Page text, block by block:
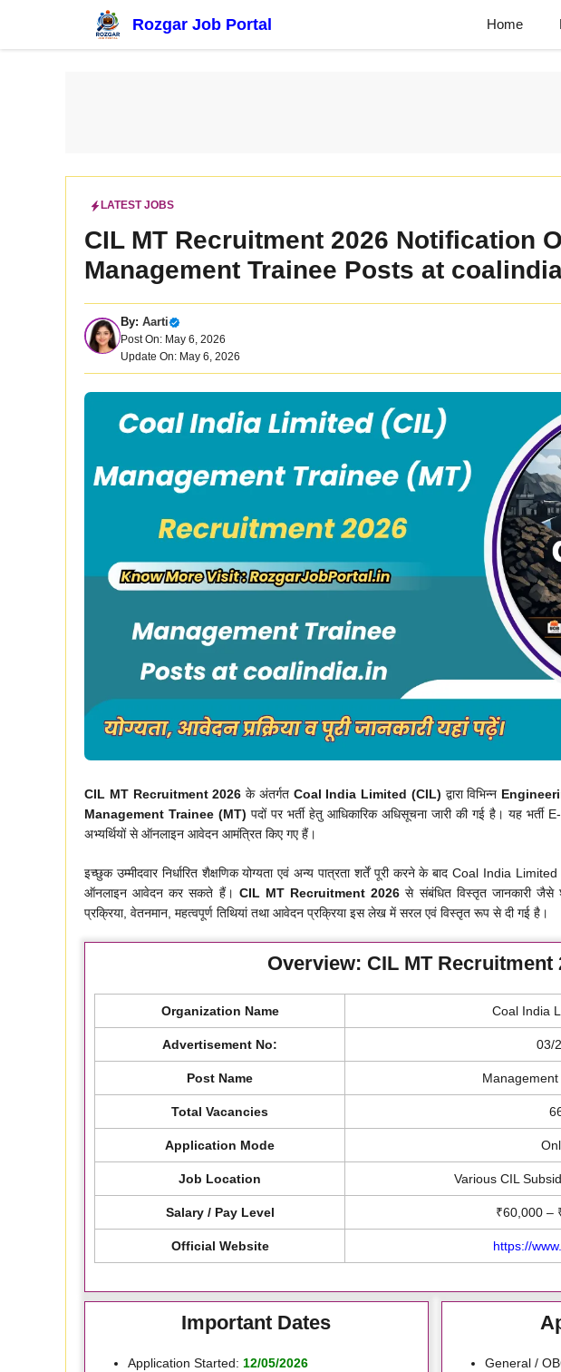
content
Rozgar Job Portal Home
LATEST JOBS
CIL MT Recruitment 2026 Notification
Management Trainee Posts at
By: Aarti
Post On: May 6, 2026
Update On: May 6, 2026
CIL MT Recruitment 2026 के अंतर्गत Coal India Limited (CIL) द्वारा विभिन्न
Management Trainee (MT) पदों पर भर्ती हेतु आधिकारिक अधिसूचना जारी की गई है। यह भर्ती
अभ्यर्थियों से ऑनलाइन आवेदन आमंत्रित किए गए हैं।
इच्छुक उम्मीदवार निर्धारित शैक्षणिक योग्यता एवं अन्य पात्रता शर्तें पूरी करने के बाद Coal India
ऑनलाइन आवेदन कर सकते हैं। CIL MT Recruitment 2026 से संबंधित विस्तृत जानकारी
प्रक्रिया, वेतनमान, महत्वपूर्ण तिथियां तथा आवेदन प्रक्रिया इस लेख में सरल एवं विस्तृत रूप से दी गई है।
Overview: CIL MT Recruitment
Organization Name Coal India
Advertisement No: 03/
Post Name
Total Vacancies
Application Mode
Job Location Various CIL
Salary / Pay Level ₹60,000 –
Official Website https://
Important Dates
Application Started: 12/05/2026
General /